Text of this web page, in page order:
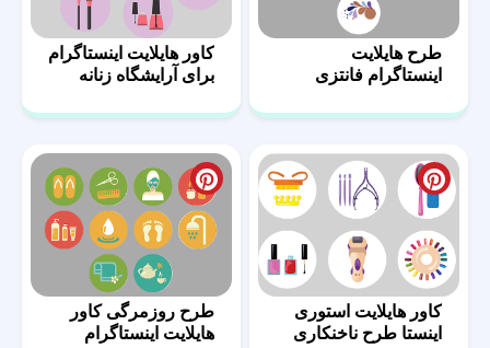
طرح هایلایت
اینستاگرام فانتزی
کاور هایلایت اینستاگرام
برای آرایشگاه زنانه
کاور هایلایت استوری
اینستا طرح ناخنکاری
طرح روزمرگی کاور
هایلایت اینستاگرام